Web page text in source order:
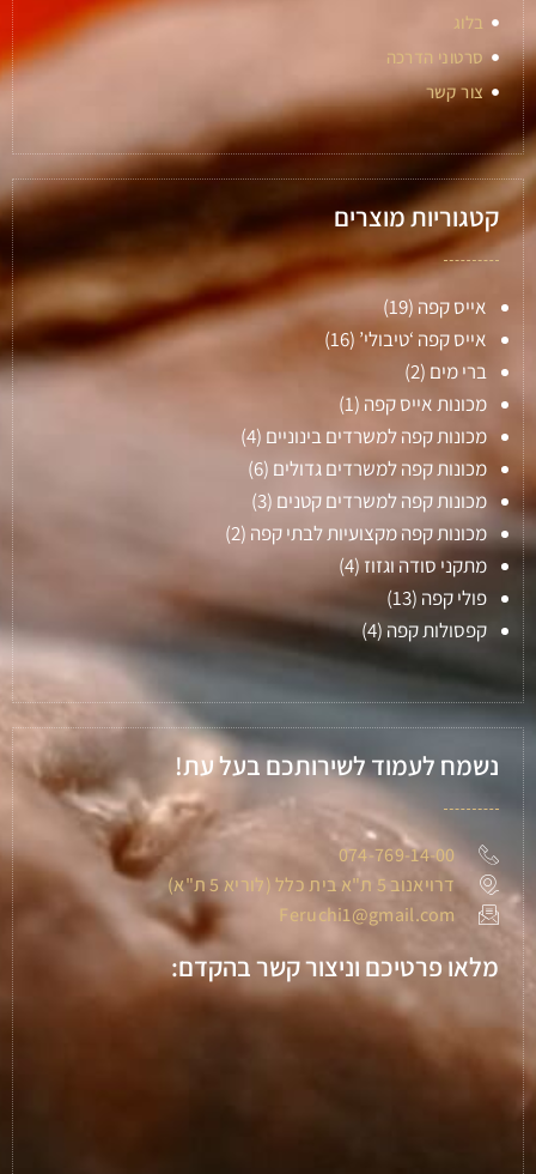
בלוג
סרטוני הדרכה
צור קשר
קטגוריות מוצרים
אייס קפה (19)
אייס קפה ‘טיבולי’ (16)
ברי מים (2)
מכונות אייס קפה (1)
מכונות קפה למשרדים בינוניים (4)
מכונות קפה למשרדים גדולים (6)
מכונות קפה למשרדים קטנים (3)
מכונות קפה מקצועיות לבתי קפה (2)
מתקני סודה וגזוז(4)
פולי קפה (13)
קפסולות קפה (4)
נשמח לעמוד לשירותכם בעל עת!
074-769-14-00
דרויאנוב 5 ת"א בית כלל (לוריא 5 ת"א)
Feruchi1@gmail.com
מלאו פרטיכם וניצור קשר בהקדם: